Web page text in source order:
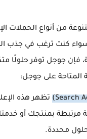
من أنواع الحملات
كنت ترغب في جذب
فإن جوجل توفر
المتاحة على جوجل:
تظهر هذه
بمنتجك أو
محددة.